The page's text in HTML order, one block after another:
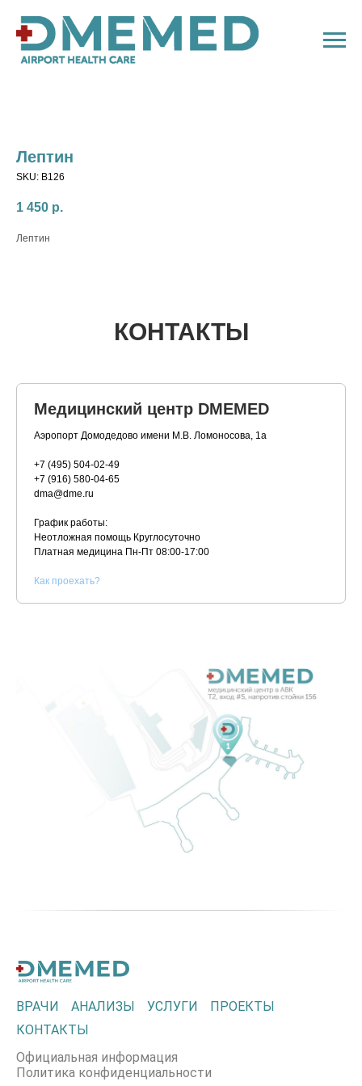
Лептин
SKU: B126
1 450 р.
Лептин
КОНТАКТЫ
Медицинский центр DMEMED
Аэропорт Домодедово имени М.В. Ломоносова, 1а
+7 (495) 504-02-49
+7 (916) 580-04-65
dma@dme.ru
График работы:
Неотложная помощь Круглосуточно
Платная медицина Пн-Пт 08:00-17:00
Как проехать?
ВРАЧИ АНАЛИЗЫ УСЛУГИ
ПРОЕКТЫ
КОНТАКТЫ
Официальная информация
Политика конфиденциальности